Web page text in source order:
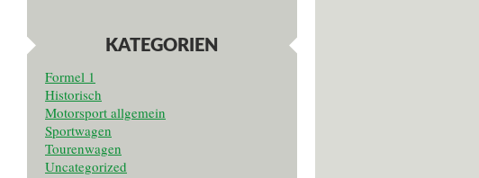
KATEGORIEN
Formel 1
Historisch
Motorsport allgemein
Sportwagen
Tourenwagen
Uncategorized